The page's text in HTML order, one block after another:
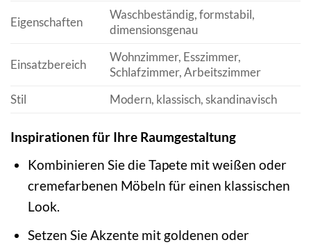
Eigenschaften
Waschbeständig, formstabil,
dimensionsgenau
Einsatzbereich
Wohnzimmer, Esszimmer,
Schlafzimmer, Arbeitszimmer
Stil
Modern, klassisch, skandinavisch
Inspirationen für Ihre Raumgestaltung
Kombinieren Sie die Tapete mit weißen oder
cremefarbenen Möbeln für einen klassischen
Look.
Setzen Sie Akzente mit goldenen oder